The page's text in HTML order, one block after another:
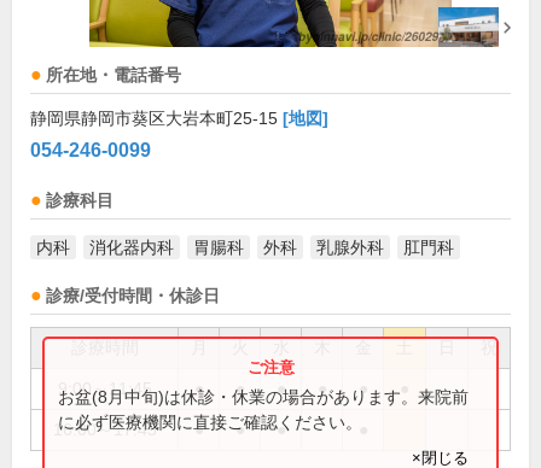
所在地・電話番号
静岡県静岡市葵区大岩本町25-15 [地図]
054-246-0099
診療科目
内科 消化器内科 胃腸科 外科 乳腺外科 肛門科
診療/受付時間・休診日
祝
9:00～11:45 ● ● ● ● ●
16:00～17:45 ● ● ●
お盆(8月中旬)は休診・休業の場合があります。来院前
に必ず医療機関に直接ご確認ください。
×閉じる